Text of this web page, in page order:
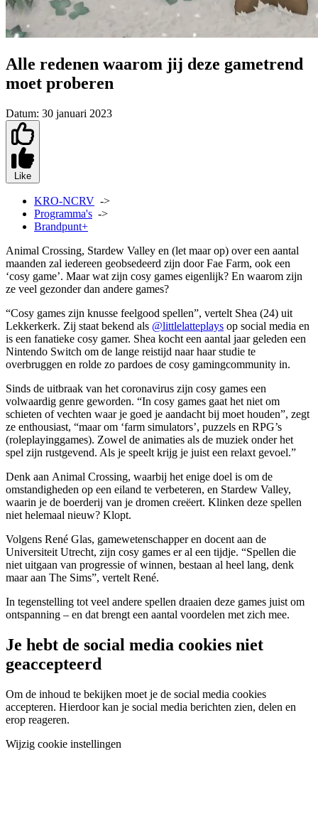
Alle redenen waarom jij deze gametrend
moet proberen
Datum: 30 januari 2023
Like
KRO-NCRV ->
Programma's ->
Brandpunt+
Animal Crossing, Stardew Valley en (let maar op) over een aantal
maanden zal iedereen geobsedeerd zijn door Fae Farm, ook een
‘cosy game’. Maar wat zijn cosy games eigenlijk? En waarom zijn
ze veel gezonder dan andere games?
“Cosy games zijn knusse feelgood spellen”, vertelt Shea (24) uit
Lekkerkerk. Zij staat bekend als @littlelatteplays op social media en
is een fanatieke cosy gamer. Shea kocht een aantal jaar geleden een
Nintendo Switch om de lange reistijd naar haar studie te
overbruggen en rolde zo pardoes de cosy gamingcommunity in.
Sinds de uitbraak van het coronavirus zijn cosy games een
volwaardig genre geworden. “In cosy games gaat het niet om
schieten of vechten waar je goed je aandacht bij moet houden”, zegt
ze enthousiast, “maar om ‘farm simulators’, puzzels en RPG’s
(roleplayinggames). Zowel de animaties als de muziek onder het
spel zijn rustgevend. Als je speelt krijg je juist een relaxt gevoel.”
Denk aan Animal Crossing, waarbij het enige doel is om de
omstandigheden op een eiland te verbeteren, en Stardew Valley,
waarin je de boerderij van je dromen creëert. Klinken deze spellen
niet helemaal nieuw? Klopt.
Volgens René Glas, gamewetenschapper en docent aan de
Universiteit Utrecht, zijn cosy games er al een tijdje. “Spellen die
niet uitgaan van progressie of winnen, bestaan al heel lang, denk
maar aan The Sims”, vertelt René.
In tegenstelling tot veel andere spellen draaien deze games juist om
ontspanning – en dat brengt een aantal voordelen met zich mee.
Je hebt de social media cookies niet
geaccepteerd
Om de inhoud te bekijken moet je de social media cookies
accepteren. Hierdoor kan je social media berichten zien, delen en
erop reageren.
Wijzig cookie instellingen